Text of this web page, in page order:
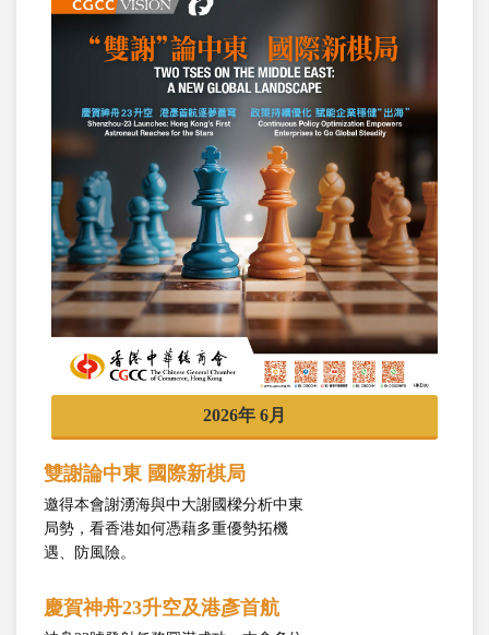
2026年 6月
雙謝論中東 國際新棋局
邀得本會謝湧海與中大謝國樑分析中東
局勢，看香港如何憑藉多重優勢拓機
遇、防風險。
慶賀神舟23升空及港彥首航